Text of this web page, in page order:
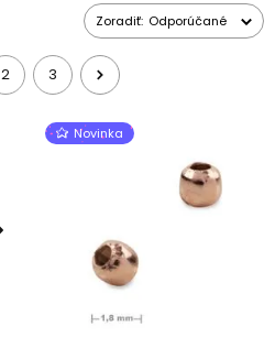
Zoradiť: Odporúčané
2 3
Novinka